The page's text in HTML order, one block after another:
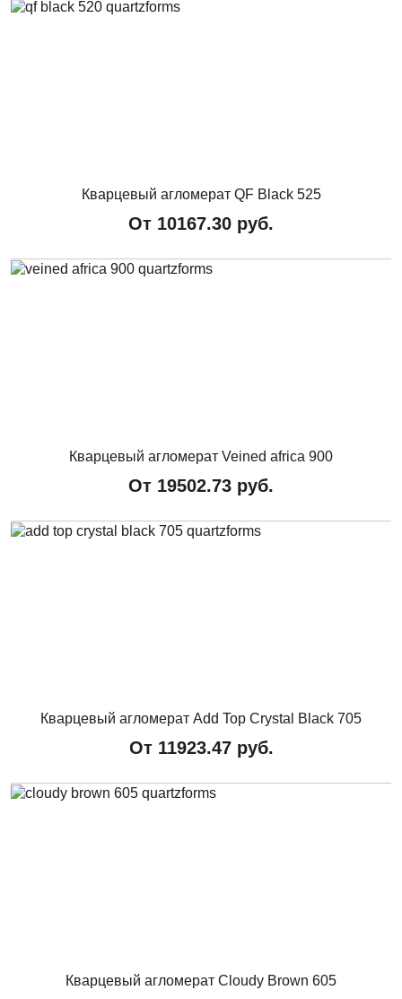
Кварцевый агломерат QF Black 525
От 10167.30 руб.
Кварцевый агломерат Veined africa 900
От 19502.73 руб.
Кварцевый агломерат Add Top Crystal Black 705
От 11923.47руб.
Кварцевый агломерат Cloudy Brown 605